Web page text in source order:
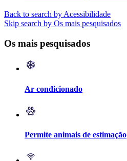
Back to search by Acessibilidade
Skip search by Os mais pesquisados
Os mais pesquisados
Ar condicionado
Permite animais de estimação